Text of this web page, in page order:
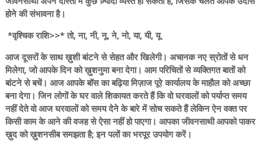
होने की संभावना है।
*वृश्चिक राशि>>* तो, ना, नी, नू, ने, नो, या, यी, यू
आज दूसरों के साथ ख़ुशी बांटने से सेहत और खिलेगी। अचानक नए स्रोतों से धन
मिलेगा, जो आपके दिन को ख़ुशनुमा बना देगा। आम परिचितों से व्यक्तिगत बातों को
बांटने से बचें। आज आपके बॉस का बढ़िया मिज़ाज पूरे कार्यालय के माहौल को अच्छा
बना देगा। जिन लोगों के घर वाले शिकायत करते हैं कि वो घरवालों को पर्याप्त समय
नहीं देते वो आज घरवालों को समय देने के बारे में सोच सकते हैं लेकिन ऐन वक्त पर
किसी काम के आने की वजह से ऐसा नहीं हो पाएगा। आपका जीवनसाथी आपको पाकर
ख़ुद को ख़ुशनसीब समझता है; इन पलों का भरपूर उपयोग करें।